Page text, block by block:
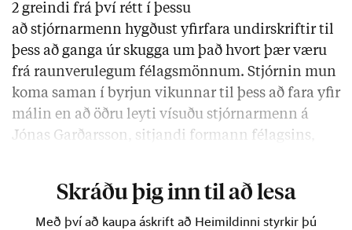
2 greindi frá því rétt í þessu
að stjórnarmenn hygðust yfirfara undirskriftir til
þess að ganga úr skugga um það hvort þær væru
frá raunverulegum félagsmönnum. Stjórnin mun
koma saman í byrjun vikunnar til þess að fara yfir
málin en að öðru leyti vísuðu stjórnarmenn á
Jónas Garðarsson, sitjandi formann félagsins,
Skráðu þig inn til að lesa
Með því að kaupa áskrift að Heimildinni styrkir þú